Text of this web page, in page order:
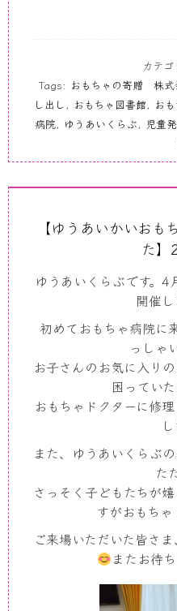
カテゴ
Tags: おもちゃの寄贈 株式
し出し, おもちゃ図書館, お
病院, ゆうあいくらぶ, 児童
【ゆうあいかいお
た
ゆうあいくらぶです。 4
開催し
初めておもちゃ病院に
っしゃ
お子さんのお気に入り
困っていた
おもちゃドクターに修
また、ゆうあいくらぶ
た
さっそく子どもたちが
すがおもち
ご来場いただいた皆さ
またお待